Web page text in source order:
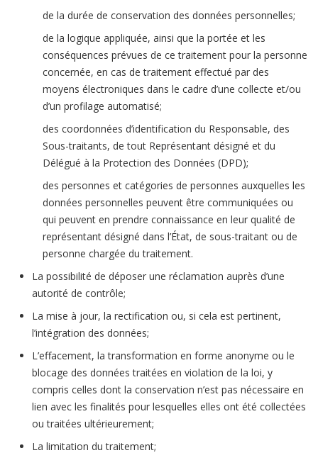
de la durée de conservation des données personnelles;
de la logique appliquée, ainsi que la portée et les
conséquences prévues de ce traitement pour la personne
concernée, en cas de traitement effectué par des
moyens électroniques dans le cadre d’une collecte et/ou
d’un profilage automatisé;
des coordonnées d’identification du Responsable, des
Sous-traitants, de tout Représentant désigné et du
Délégué à la Protection des Données (DPD);
des personnes et catégories de personnes auxquelles les
données personnelles peuvent être communiquées ou
qui peuvent en prendre connaissance en leur qualité de
représentant désigné dans l’État, de sous-traitant ou de
personne chargée du traitement.
La possibilité de déposer une réclamation auprès d’une
autorité de contrôle;
La mise à jour, la rectification ou, si cela est pertinent,
l’intégration des données;
L’effacement, la transformation en forme anonyme ou le
blocage des données traitées en violation de la loi, y
compris celles dont la conservation n’est pas nécessaire en
lien avec les finalités pour lesquelles elles ont été collectées
ou traitées ultérieurement;
La limitation du traitement;